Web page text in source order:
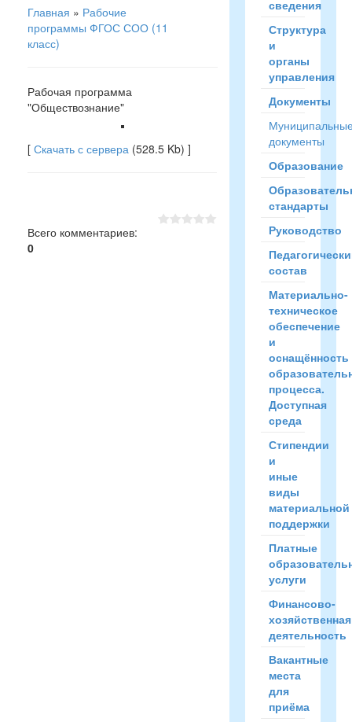
Главная » Рабочие
программы ФГОС СОО (11
класс)
Рабочая программа
"Обществознание"
[ Скачать с сервера (528.5 Kb) ]
Всего комментариев:
0
сведения
Структура
и
органы
управления
Документы
документы
Образование
стандарты
Руководство
состав
Материально-
техническое
обеспечение
и
оснащённость
процесса.
Доступная
среда
Стипендии
и
иные
виды
материальной
поддержки
Платные
услуги
Финансово-
хозяйственная
деятельность
Вакантные
места
для
приёма